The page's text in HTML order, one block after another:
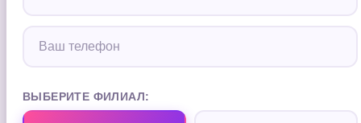
ВЫБЕРИТЕ ФИЛИАЛ: